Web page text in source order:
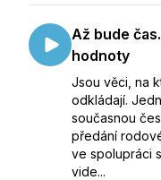
Až bude
hodnoty
Jsou věci, na
odkládají.
současnou
předání
ve spolupráci
vide...